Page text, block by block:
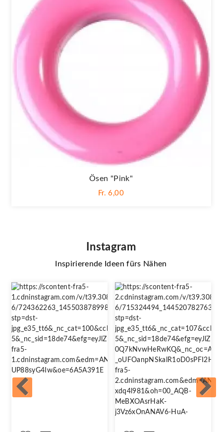
Ösen "Pink"
Fr. 6,00
Instagram
Inspirierende Ideen fürs Nähen